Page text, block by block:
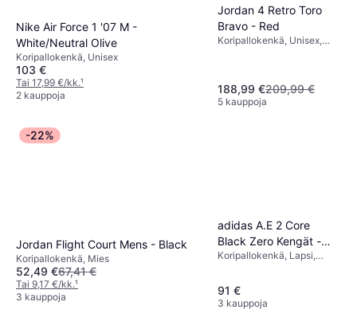
Nike Air Force 1 '07 M -
White/Neutral Olive
Koripallokenkä, Unisex
103 €
Tai 17,99 €/kk.¹
2 kauppoja
Jordan 4 Retro Toro
Bravo - Red
Koripallokenkä, Unisex,
188,99 €209,99 €
5 kauppoja
-22%
Jordan Flight Court Mens - Black
Koripallokenkä, Mies
52,49 €67,41 €
Tai 9,17 €/kk.¹
3 kauppoja
adidas A.E 2 Core
Black Zero Kengät -
Core Black/Zero
Koripallokenkä, Lapsi,
91 €
3 kauppoja